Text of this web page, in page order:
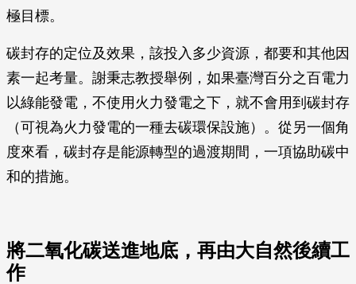
極目標。
碳封存的定位及效果，該投入多少資源，都要和其他因
素一起考量。謝秉志教授舉例，如果臺灣百分之百電力
以綠能發電，不使用火力發電之下，就不會用到碳封存
（可視為火力發電的一種去碳環保設施）。從另一個角
度來看，碳封存是能源轉型的過渡期間，一項協助碳中
和的措施。
將二氧化碳送進地底，再由大自然後續工
作